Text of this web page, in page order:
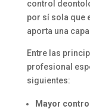
control
por sí sola que
aporta una
Entre las
profesional
siguientes:
Mayor